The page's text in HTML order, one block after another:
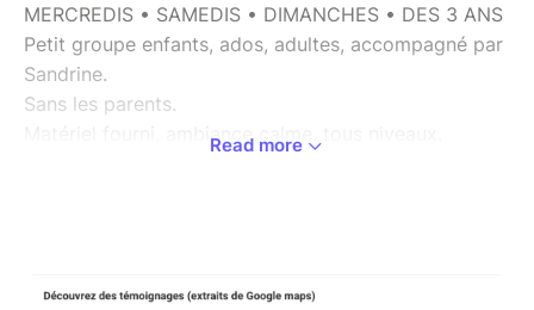
MERCREDIS • SAMEDIS • DIMANCHES • DES 3 ANS
Petit groupe enfants, ados, adultes, accompagné par
Sandrine.
Sans les parents.
Matériel fourni, ambiance calme, tous niveaux.
Read more